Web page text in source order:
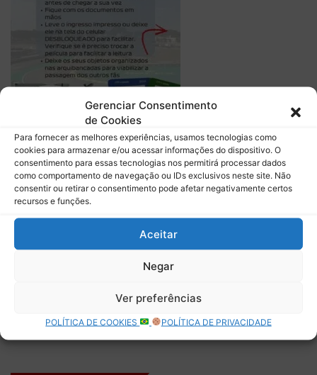
Gerenciar Consentimento
de Cookies
Para fornecer as melhores experiências, usamos tecnologias como
cookies para armazenar e/ou acessar informações do dispositivo. O
consentimento para essas tecnologias nos permitirá processar dados
como comportamento de navegação ou IDs exclusivos neste site. Não
consentir ou retirar o consentimento pode afetar negativamente certos
recursos e funções.
Aceitar
Negar
Ver preferências
POLÍTICA DE COOKIES POLÍTICA DE PRIVACIDADE
Descubra mais sobre Boletim do
Paddock
Assine para receber nossas notícias mais recentes por e-